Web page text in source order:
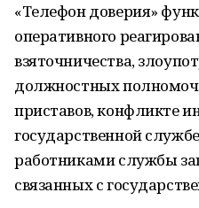
«Телефон доверия»
оперативного
взяточничества,
должностных
приставов, конфликте
государственной
работниками службы
связанных с